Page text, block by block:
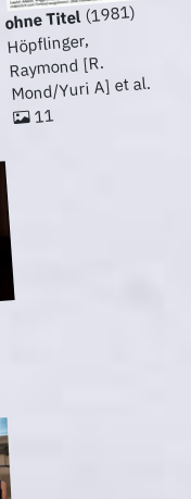
ohne Titel(1981)
Höpflinger,
Raymond [R.
Mond/Yuri A] et al.
11